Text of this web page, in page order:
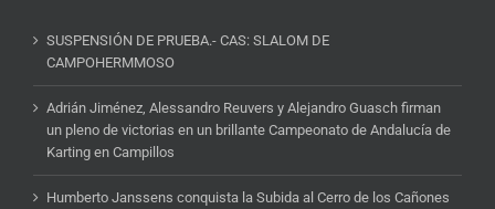
SUSPENSIÓN DE PRUEBA.- CAS: SLALOM DE
CAMPOHERMMOSO
Adrián Jiménez, Alessandro Reuvers y Alejandro Guasch firman
un pleno de victorias en un brillante Campeonato de Andalucía de
Karting en Campillos
Humberto Janssens conquista la Subida al Cerro de los Cañones